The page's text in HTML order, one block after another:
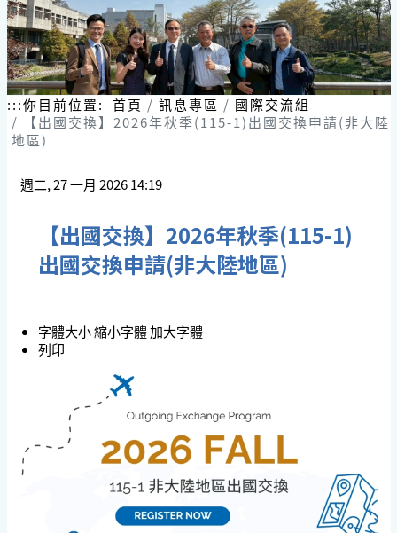
:::你目前位置: 首頁 訊息專區
國際交流組
【出國交換】2026年秋季(115-1)出國交換申請(非大陸
地區)
週二, 27 一月 2026 14:19
【出國交換】2026年秋季(115-1)
出國交換申請(非大陸地區)
字體大小縮小字體加大字體
列印